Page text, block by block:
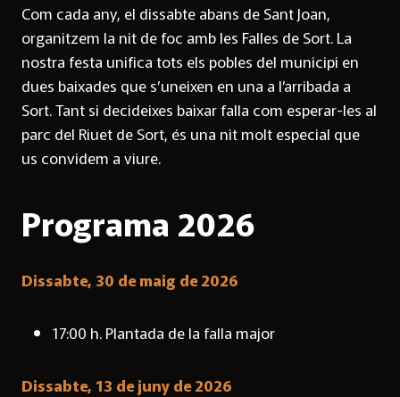
Com cada any, el dissabte abans de Sant Joan,
organitzem la nit de foc amb les Falles de Sort. La
nostra festa unifica tots els pobles del municipi en
dues baixades que s’uneixen en una a l’arribada a
Sort. Tant si decideixes baixar falla com esperar-les al
parc del Riuet de Sort, és una nit molt especial que
us convidem a viure.
Programa 2026
Dissabte, 30 de maig de 2026
17:00 h. Plantada de la falla major
Dissabte, 13 de juny de 2026